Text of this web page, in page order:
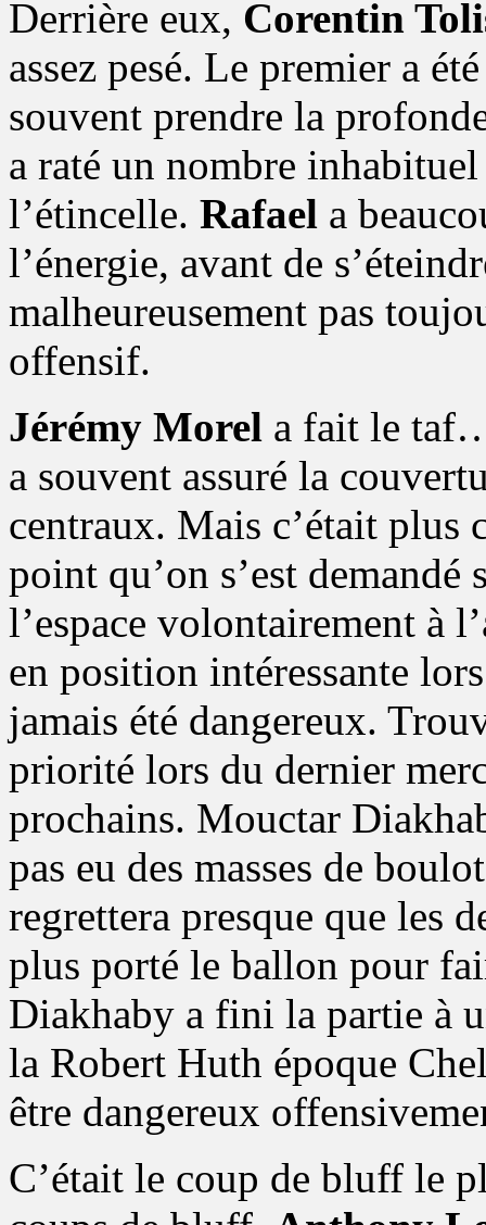
Derrière eux, Corentin
assez pesé. Le premier a
souvent prendre la
a raté un nombre
l’étincelle. Rafael a
l’énergie, avant de
malheureusement pas
offensif.
Jérémy Morel a fait le
a souvent assuré la
centraux. Mais c’était plus
point qu’on s’est
l’espace volontairement à
en position intéressante
jamais été dangereux.
priorité lors du dernier
prochains. Mouctar
pas eu des masses de
regrettera presque que les
plus porté le ballon pour
Diakhaby a fini la partie à
la Robert Huth époque
être dangereux
C’était le coup de bluff le